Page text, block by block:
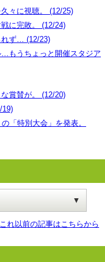
々に視聴。 (12/25)
に完敗。 (12/24)
れず… (12/23)
もうちょっと開催スタジア
賞賛が。 (12/20)
19)
「特別大会」を発表。
これ以前の記事はこちらから